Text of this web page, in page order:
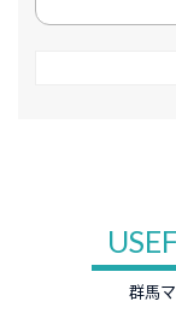
群馬